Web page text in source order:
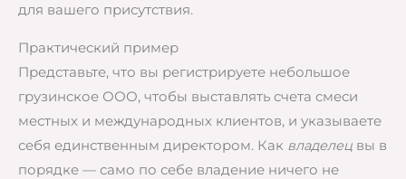
для вашего присутствия.
Практический пример
Представьте, что вы регистрируете небольшое
грузинское ООО, чтобы выставлять счета смеси
местных и международных клиентов, и указываете
себя единственным директором. Как владелец вы в
порядке — само по себе владение ничего не